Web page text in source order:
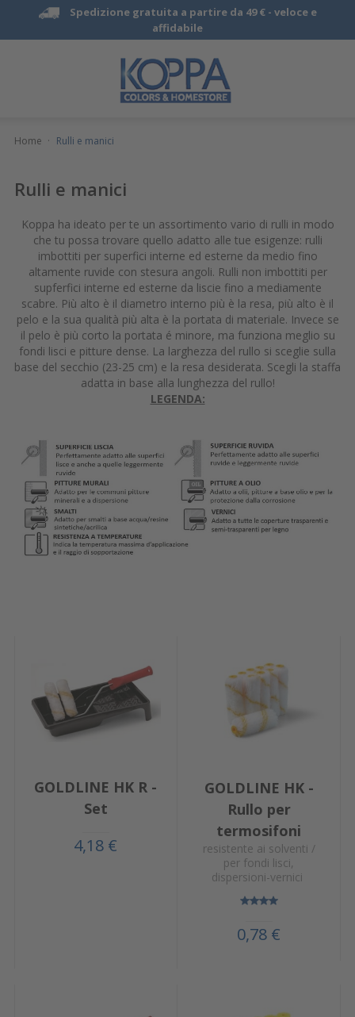
Spedizione gratuita a partire da 49 € - veloce e
affidabile
Home · Rulli e manici
Rulli e manici
Koppa ha ideato per te un assortimento vario di rulli in modo
che tu possa trovare quello adatto alle tue esigenze: rulli
imbottiti per superfici interne ed esterne da medio fino
altamente ruvide con stesura angoli. Rulli non imbottiti per
supferfici interne ed esterne da liscie fino a mediamente
scabre. Più alto è il diametro interno più è la resa, più alto è il
pelo e la sua qualità più alta è la portata di materiale. Invece se
il pelo è più corto la portata é minore, ma funziona meglio su
fondi lisci e pitture dense. La larghezza del rullo si sceglie sulla
base del secchio (23-25 cm) e la resa desiderata. Scegli la staffa
adatta in base alla lunghezza del rullo!
LEGENDA:
GOLDLINE HK R -
Set
4,18 €
GOLDLINE HK -
Rullo per
termosifoni
resistente ai solventi /
per fondi lisci,
dispersioni-vernici
0,78 €